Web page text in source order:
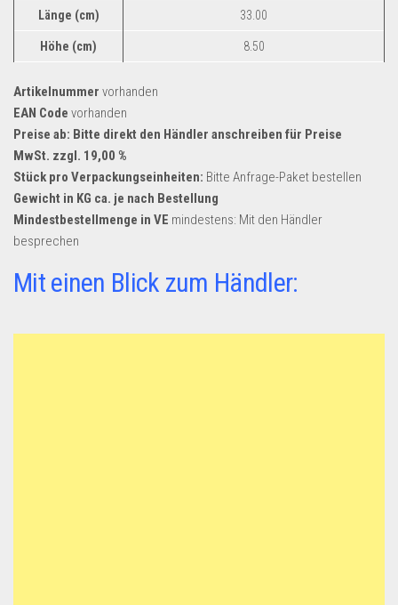
Länge (cm) 33.00
Höhe (cm) 8.50
Artikelnummer vorhanden
EAN Code vorhanden
Preise ab: Bitte direkt den Händler anschreiben für Preise
MwSt. zzgl. 19,00 %
Stück pro Verpackungseinheiten: Bitte Anfrage-Paket bestellen
Gewicht in KG ca. je nach Bestellung
Mindestbestellmenge in VE mindestens: Mit den Händler
besprechen
Mit einen Blick zum Händler: